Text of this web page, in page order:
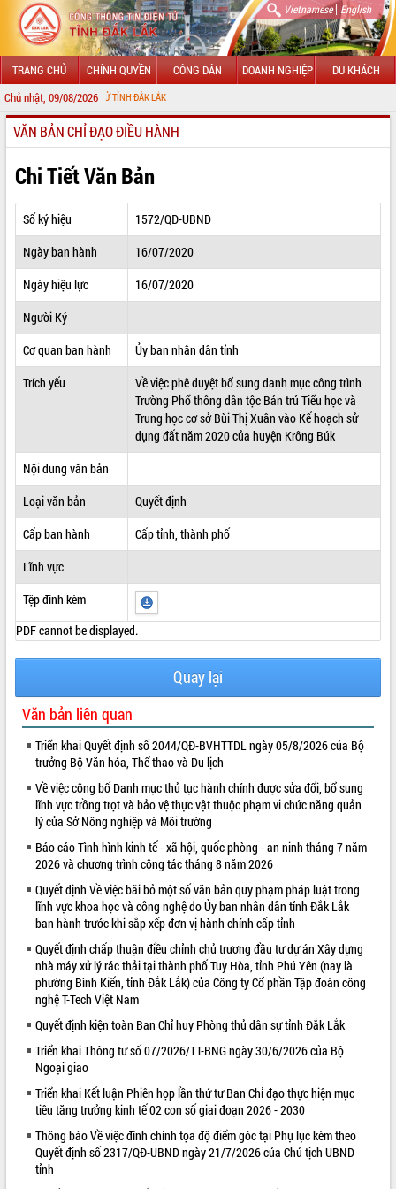
Vietnamese| English
TRANG CHỦ CHÍNH QUYỀN CÔNG DÂN DOANH NGHIỆP DU KHÁCH
Chủ nhật, 09/08/2026
TIN ĐIỆN TỬ TỈNH ĐẮK LẮK
GIỚI THIỆU
LÃNH ĐẠO UBND TỈNH
TIN TỨC SỰ KIỆN
SỞ, BAN, NGÀNH
THÔNG TIN CHỈ ĐẠO ĐIỀU HÀNH
HỆ THỐNG VĂN BẢN
VĂN BẢN HĐND TỈNH
QUY HOẠCH - KẾ HOẠCH
VIDEO
Khám bệnh, cấp phát thuốc miễn phí
và tặng quà người dân xã Cư Pui
Hội nghị UBND tỉnh Đắk Lắk thường kỳ
tháng 7/2026
Lễ truy tặng danh hiệu “Bà Mẹ Việt
Nam Anh hùng” và trao Huân chương
Lao động
UBND tỉnh Đắk Lắk triển khai nhiệm
vụ 6 tháng cuối năm 2026
Kỳ họp thứ Hai, Hội đồng nhân dân
VĂN BẢN CHỈ ĐẠO ĐIỀU HÀNH
Chi Tiết Văn Bản
Số ký hiệu
1572/QĐ-UBND
Ngày ban hành
16/07/2020
Ngày hiệu lực
16/07/2020
Người Ký
Cơ quan ban hành
Ủy ban nhân dân tỉnh
Trích yếu
Về việc phê duyệt bổ sung danh mục công trình
Trường Phổ thông dân tộc Bán trú Tiểu học và
Trung học cơ sở Bùi Thị Xuân vào Kế hoạch sử
dụng đất năm 2020 của huyện Krông Búk
Nội dung văn bản
Loại văn bản
Quyết định
Cấp ban hành
Cấp tỉnh, thành phố
Lĩnh vực
Tệp đính kèm
PDF cannot be displayed.
Quay lại
Văn bản liên quan
Triển khai Quyết định số 2044/QĐ-BVHTTDL ngày 05/8/2026 của Bộ
trưởng Bộ Văn hóa, Thể thao và Du lịch
Về việc công bố Danh mục thủ tục hành chính được sửa đổi, bổ sung
lĩnh vực trồng trọt và bảo vệ thực vật thuộc phạm vi chức năng quản
lý của Sở Nông nghiệp và Môi trường
Báo cáo Tình hình kinh tế - xã hội, quốc phòng - an ninh tháng 7 năm
2026 và chương trình công tác tháng 8 năm 2026
Quyết định Về việc bãi bỏ một số văn bản quy phạm pháp luật trong
lĩnh vực khoa học và công nghệ do Ủy ban nhân dân tỉnh Đắk Lắk
ban hành trước khi sắp xếp đơn vị hành chính cấp tỉnh
Quyết định chấp thuận điều chỉnh chủ trương đầu tư dự án Xây dựng
nhà máy xử lý rác thải tại thành phố Tuy Hòa, tỉnh Phú Yên (nay là
phường Bình Kiến, tỉnh Đắk Lắk) của Công ty Cổ phần Tập đoàn công
nghệ T-Tech Việt Nam
Quyết định kiện toàn Ban Chỉ huy Phòng thủ dân sự tỉnh Đắk Lắk
Triển khai Thông tư số 07/2026/TT-BNG ngày 30/6/2026 của Bộ
Ngoại giao
Triển khai Kết luận Phiên họp lần thứ tư Ban Chỉ đạo thực hiện mục
tiêu tăng trưởng kinh tế 02 con số giai đoạn 2026 - 2030
Thông báo Về việc đính chính tọa độ điểm góc tại Phụ lục kèm theo
Quyết định số 2317/QĐ-UBND ngày 21/7/2026 của Chủ tịch UBND
tỉnh